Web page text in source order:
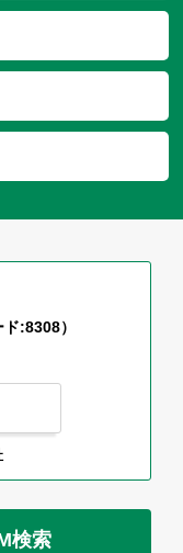
:8308）
検索